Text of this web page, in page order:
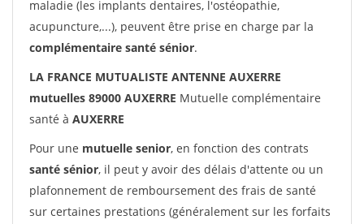
maladie (les implants dentaires, l'ostéopathie,
acupuncture,...), peuvent être prise en charge par la
complémentaire santé sénior.
LA FRANCE MUTUALISTE ANTENNE AUXERRE
mutuelles 89000 AUXERRE Mutuelle complémentaire
santé à AUXERRE
Pour une mutuelle senior, en fonction des contrats
santé sénior, il peut y avoir des délais d'attente ou un
plafonnement de remboursement des frais de santé
sur certaines prestations (généralement sur les forfaits